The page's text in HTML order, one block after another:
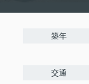
築年
交通